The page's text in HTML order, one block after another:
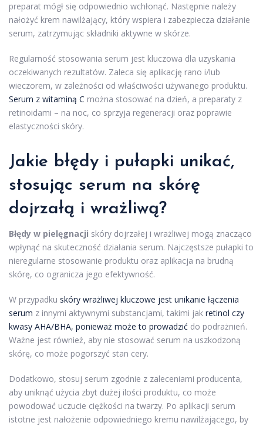
preparat mógł się odpowiednio wchłonąć. Następnie należy
nałożyć krem nawilżający, który wspiera i zabezpiecza działanie
serum, zatrzymując składniki aktywne w skórze.
Regularność stosowania serum jest kluczowa dla uzyskania
oczekiwanych rezultatów. Zaleca się aplikację rano i/lub
wieczorem, w zależności od właściwości używanego produktu.
Serum z witaminą C można stosować na dzień, a preparaty z
retinoidami – na noc, co sprzyja regeneracji oraz poprawie
elastyczności skóry.
Jakie błędy i pułapki unikać,
stosując serum na skórę
dojrzałą i wrażliwą?
Błędy w pielęgnacji skóry dojrzałej i wrażliwej mogą znacząco
wpłynąć na skuteczność działania serum. Najczęstsze pułapki to
nieregularne stosowanie produktu oraz aplikacja na brudną
skórę, co ogranicza jego efektywność.
W przypadku skóry wrażliwej kluczowe jest unikanie łączenia
serum z innymi aktywnymi substancjami, takimi jak retinol czy
kwasy AHA/BHA, ponieważ może to prowadzić do podrażnień.
Ważne jest również, aby nie stosować serum na uszkodzoną
skórę, co może pogorszyć stan cery.
Dodatkowo, stosuj serum zgodnie z zaleceniami producenta,
aby uniknąć użycia zbyt dużej ilości produktu, co może
powodować uczucie ciężkości na twarzy. Po aplikacji serum
istotne jest nałożenie odpowiedniego kremu nawilżającego, by